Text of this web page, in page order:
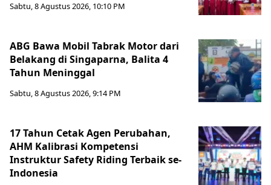
Sabtu, 8 Agustus 2026, 10:10 PM
ABG Bawa Mobil Tabrak Motor dari
Belakang di Singaparna, Balita 4
Tahun Meninggal
Sabtu, 8 Agustus 2026, 9:14 PM
17 Tahun Cetak Agen Perubahan,
AHM Kalibrasi Kompetensi
Instruktur Safety Riding Terbaik se-
Indonesia